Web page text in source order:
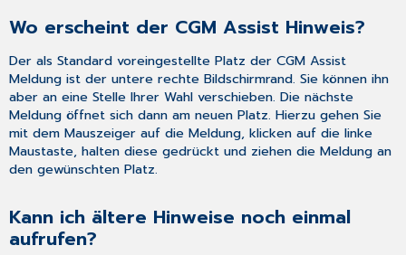
Wo erscheint der CGM Assist Hinweis?
Der als Standard voreingestellte Platz der CGM Assist
Meldung ist der untere rechte Bildschirmrand. Sie können ihn
aber an eine Stelle Ihrer Wahl verschieben. Die nächste
Meldung öffnet sich dann am neuen Platz. Hierzu gehen Sie
mit dem Mauszeiger auf die Meldung, klicken auf die linke
Maustaste, halten diese gedrückt und ziehen die Meldung an
den gewünschten Platz.
Kann ich ältere Hinweise noch einmal
aufrufen?